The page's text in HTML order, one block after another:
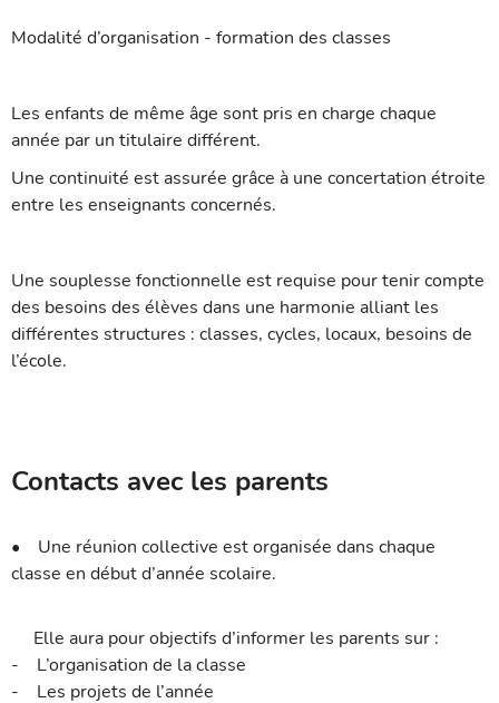
Modalité d’organisation - formation des classes
Les enfants de même âge sont pris en charge chaque
année par un titulaire différent.
Une continuité est assurée grâce à une concertation étroite
entre les enseignants concernés.
Une souplesse fonctionnelle est requise pour tenir compte
des besoins des élèves dans une harmonie alliant les
différentes structures : classes, cycles, locaux, besoins de
l’école.
Contacts avec les parents
• Une réunion collective est organisée dans chaque
classe en début d’année scolaire.
Elle aura pour objectifs d’informer les parents sur :
- L’organisation de la classe
- Les projets de l’année